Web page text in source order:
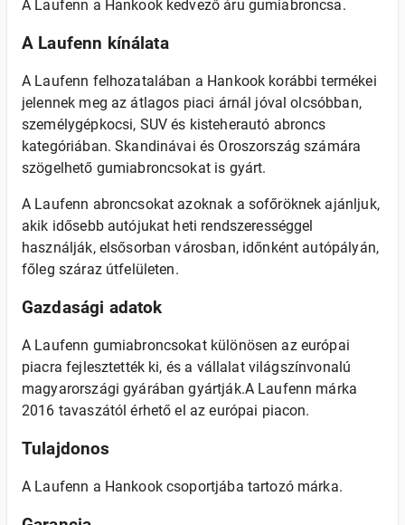
A Laufenn a Hankook kedvező áru gumiabroncsa.
A Laufenn kínálata
A Laufenn felhozatalában a Hankook korábbi termékei
jelennek meg az átlagos piaci árnál jóval olcsóbban,
személygépkocsi, SUV és kisteherautó abroncs
kategóriában. Skandinávai és Oroszország számára
szögelhető gumiabroncsokat is gyárt.
A Laufenn abroncsokat azoknak a sofőröknek ajánljuk,
akik idősebb autójukat heti rendszerességgel
használják, elsősorban városban, időnként autópályán,
főleg száraz útfelületen.
Gazdasági adatok
A Laufenn gumiabroncsokat különösen az európai
piacra fejlesztették ki, és a vállalat világszínvonalú
magyarországi gyárában gyártják.A Laufenn márka
2016 tavaszától érhető el az európai piacon.
Tulajdonos
A Laufenn a Hankook csoportjába tartozó márka.